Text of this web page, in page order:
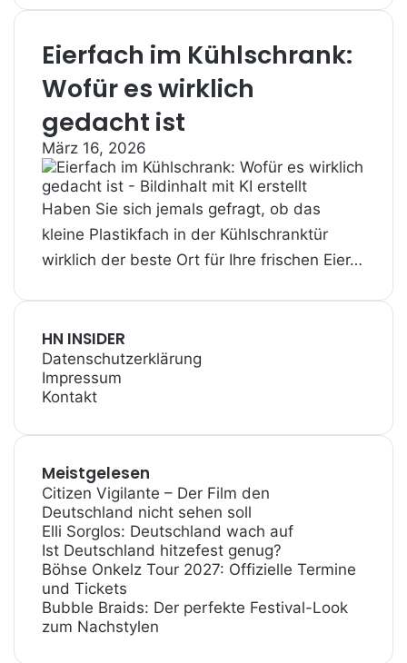
Eierfach im Kühlschrank:
Wofür es wirklich
gedacht ist
März 16, 2026
Haben Sie sich jemals gefragt, ob das
kleine Plastikfach in der Kühlschranktür
wirklich der beste Ort für Ihre frischen Eier…
HN INSIDER
Datenschutzerklärung
Impressum
Kontakt
Meistgelesen
Citizen Vigilante – Der Film den
Deutschland nicht sehen soll
Elli Sorglos: Deutschland wach auf
Ist Deutschland hitzefest genug?
Böhse Onkelz Tour 2027: Offizielle Termine
und Tickets
Bubble Braids: Der perfekte Festival-Look
zum Nachstylen